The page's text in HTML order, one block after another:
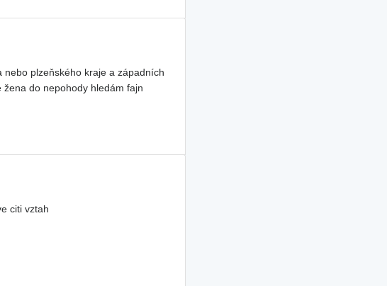
plzeňského kraje a západních
do nepohody hledám fajn
citi vztah